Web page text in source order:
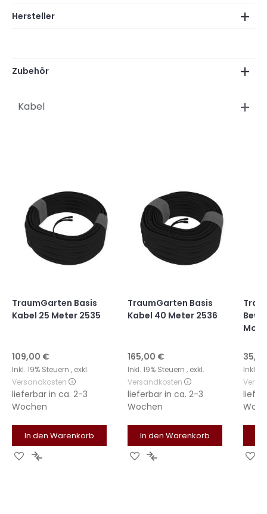
Hersteller
Zubehör
Kabel
TraumGarten Basis
Kabel 25 Meter 2535
109,00 €
Inkl. 19% Steuern , exkl.
Versandkosten
lieferbar in ca. 2-3
Wochen
In den Warenkorb
Zur Zur
TraumGarten Basis
Kabel 40 Meter 2536
165,00 €
Inkl. 19% Steuern , exkl.
Versandkosten
lieferbar in ca. 2-3
Wochen
In den Warenkorb
Zur Zur
Inkl.